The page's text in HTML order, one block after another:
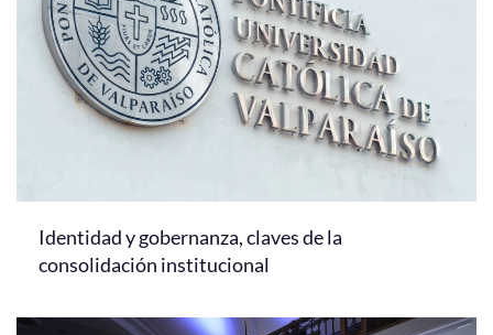
Identidad y gobernanza, claves de la
consolidación institucional